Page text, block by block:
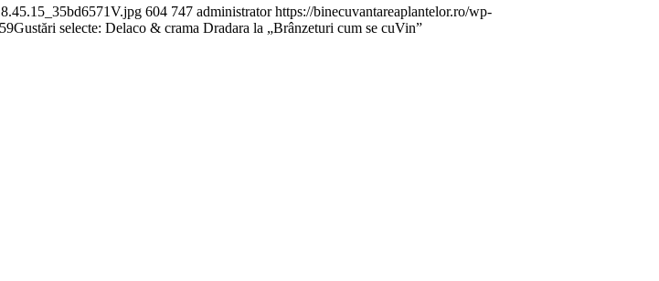
604 747 administrator https://binecuvantareaplantelor.ro/wp-
Gustări selecte: Delaco & crama Dradara la „Brânzeturi cum se cuVin”